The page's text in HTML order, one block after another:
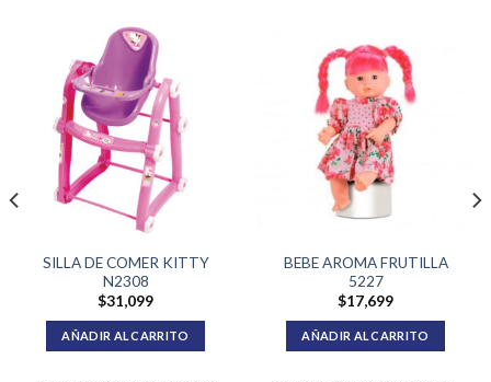
SILLA DE COMER KITTY
N2308
$31,099
AÑADIR AL CARRITO
BEBE AROMA FRUTILLA
5227
$17,699
AÑADIR AL CARRITO